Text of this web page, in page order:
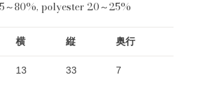
～80%, polyester 20～25%
横 縦 奥行
13 33 7